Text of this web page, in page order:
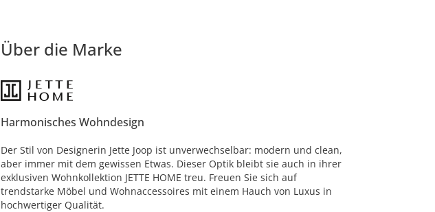
Über die Marke
Harmonisches Wohndesign
Der Stil von Designerin Jette Joop ist unverwechselbar: modern und clean,
aber immer mit dem gewissen Etwas. Dieser Optik bleibt sie auch in ihrer
exklusiven Wohnkollektion JETTE HOME treu. Freuen Sie sich auf
trendstarke Möbel und Wohnaccessoires mit einem Hauch von Luxus in
hochwertiger Qualität.